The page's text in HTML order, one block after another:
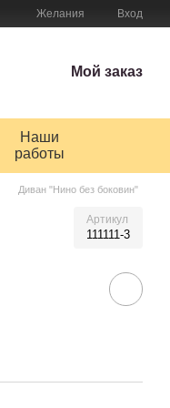
Желания Вход
Мой заказ
Наши
работы
Диван "Нино без боковин"
Артикул
111111-3